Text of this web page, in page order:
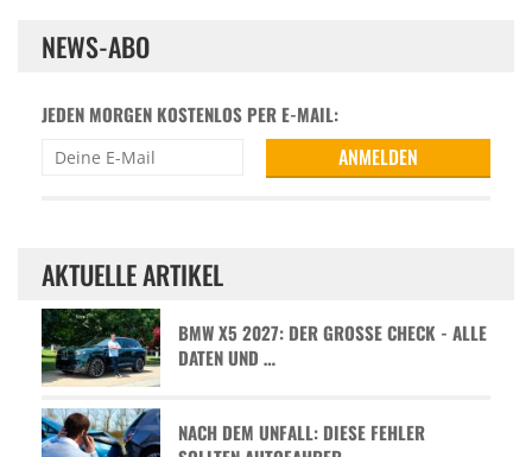
NEWS-ABO
JEDEN MORGEN KOSTENLOS PER E-MAIL:
AKTUELLE ARTIKEL
BMW X5 2027: DER GROSSE CHECK - ALLE D
ATEN UND …
NACH DEM UNFALL: DIESE FEHLER